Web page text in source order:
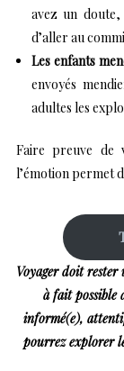
avez un
d’aller au
Les enfants
envoyés
adultes les
Faire preuve de
l’émotion permet
Voyager doit
à fait possible
informé(e),
pourrez explorer